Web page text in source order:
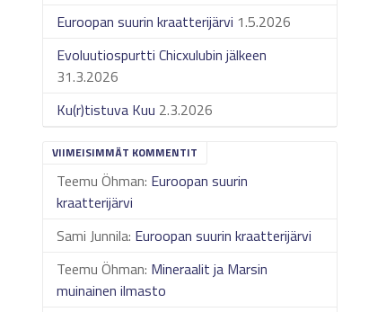
Euroopan suurin kraatterijärvi 1.5.2026
Evoluutiospurtti Chicxulubin jälkeen
31.3.2026
Ku(r)tistuva Kuu 2.3.2026
VIIMEISIMMÄT KOMMENTIT
Teemu Öhman: Euroopan suurin
kraatterijärvi
Sami Junnila: Euroopan suurin kraatterijärvi
Teemu Öhman: Mineraalit ja Marsin
muinainen ilmasto